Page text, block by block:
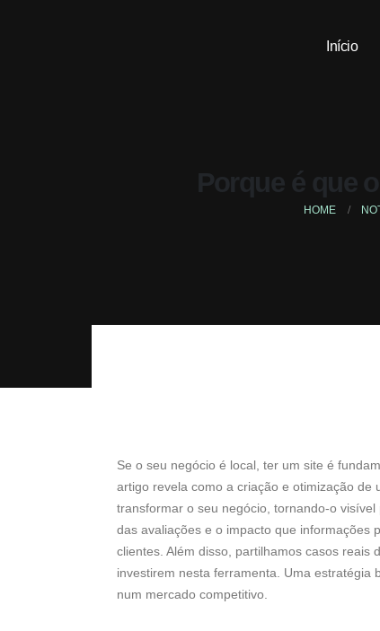
Início
Porque é que
HOME
Se o seu negócio é local, ter um site é
artigo revela como a criação e otimização de
transformar o seu negócio, tornando-o
das avaliações e o impacto que informações
clientes. Além disso, partilhamos casos reais
investirem nesta ferramenta. Uma
num mercado competitivo.